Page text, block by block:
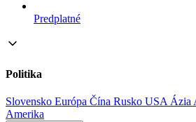
Predplatné
Politika
Slovensko Európa Čína Rusko USA Ázia
Amerika